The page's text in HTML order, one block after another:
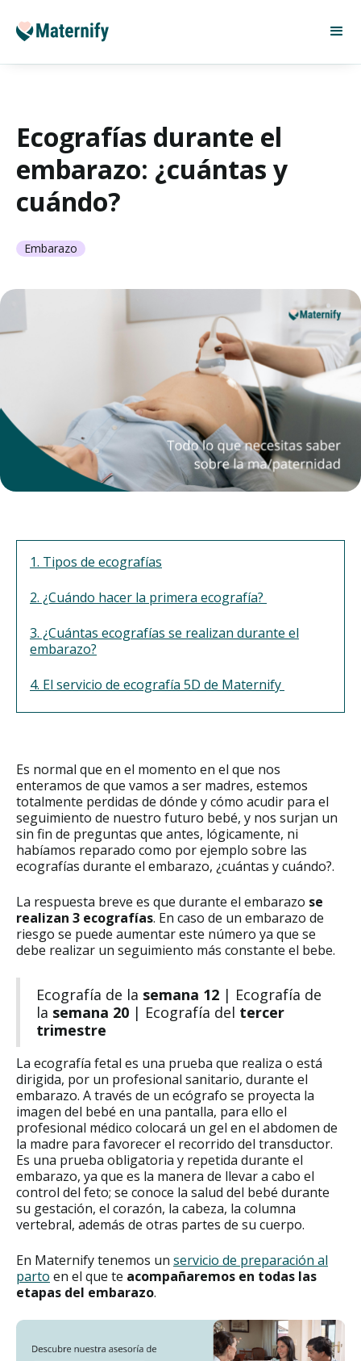
Ecografías durante el
embarazo: ¿cuántas y
cuándo?
Embarazo
1. Tipos de ecografías
2. ¿Cuándo hacer la primera ecografía?
3. ¿Cuántas ecografías se realizan durante el
embarazo?
4. El servicio de ecografía 5D de Maternify
Es normal que en el momento en el que nos
enteramos de que vamos a ser madres, estemos
totalmente perdidas de dónde y cómo acudir para el
seguimiento de nuestro futuro bebé, y nos surjan un
sin fin de preguntas que antes, lógicamente, ni
habíamos reparado como por ejemplo sobre las
ecografías durante el embarazo, ¿cuántas y cuándo?.
La respuesta breve es que durante el embarazo se
realizan 3 ecografías. En caso de un embarazo de
riesgo se puede aumentar este número ya que se
debe realizar un seguimiento más constante el bebe.
Ecografía de la semana 12 | Ecografía de
la semana 20 | Ecografía del tercer
trimestre
La ecografía fetal es una prueba que realiza o está
dirigida, por un profesional sanitario, durante el
embarazo. A través de un ecógrafo se proyecta la
imagen del bebé en una pantalla, para ello el
profesional médico colocará un gel en el abdomen de
la madre para favorecer el recorrido del transductor.
Es una prueba obligatoria y repetida durante el
embarazo, ya que es la manera de llevar a cabo el
control del feto; se conoce la salud del bebé durante
su gestación, el corazón, la cabeza, la columna
vertebral, además de otras partes de su cuerpo.
En Maternify tenemos un servicio de preparación al
parto en el que te acompañaremos en todas las
etapas del embarazo.